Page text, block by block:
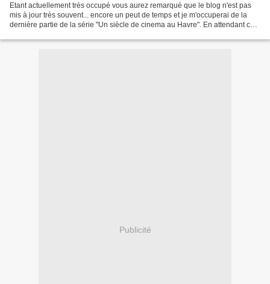
Etant actuellement très occupé vous aurez remarqué que le blog n'est pas
mis à jour très souvent... encore un peut de temps et je m'occuperai de la
dernière partie de la série "Un siècle de cinema au Havre". En attendant ce
Publicité